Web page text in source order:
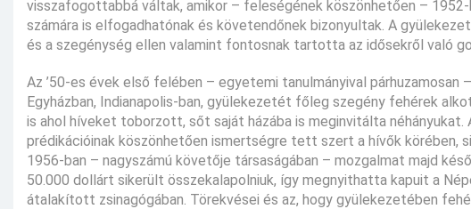
visszafogottabbá váltak, amikor – feleségének köszönhetően –
számára is elfogadhatónak és követendőnek bizonyultak. A
és a szegénység ellen valamint fontosnak tartotta az idősekről való
Az ’50-es évek első felében – egyetemi tanulmányival
Egyházban, Indianapolis-ban, gyülekezetét főleg szegény fehérek
is ahol híveket toborzott, sőt saját házába is meginvitálta
prédikációinak köszönhetően ismertségre tett szert a hívők
1956-ban – nagyszámú követője társaságában – mozgalmat majd
50.000 dollárt sikerült összekalapolniuk, így megnyithatta kapuit a
átalakított zsinagógában. Törekvései és az, hogy gyülekezetében